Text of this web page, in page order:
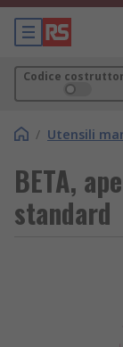
Codice
/ Utensili
BETA,
standard